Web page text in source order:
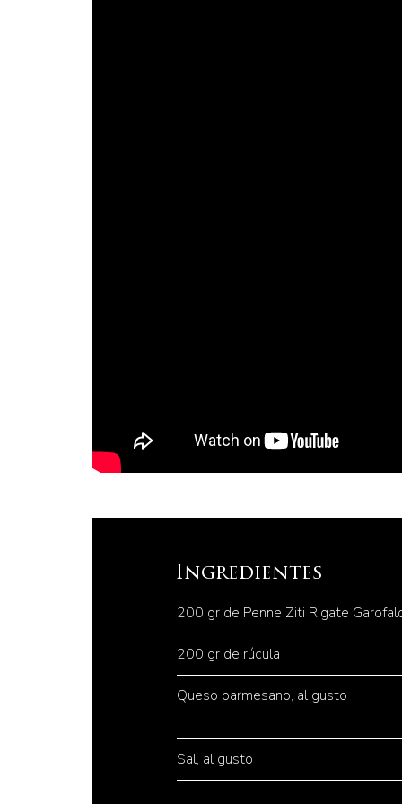
Ingredientes
200 gr de Penne Ziti Rigate
200 gr de rúcula
Queso parmesano, al gusto
Sal, al gusto